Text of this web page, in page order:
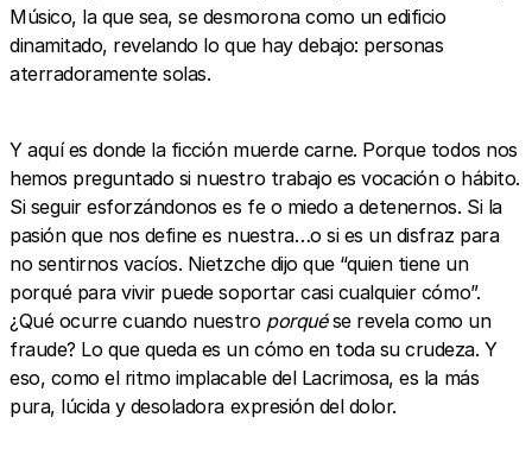
Músico, la que sea, se desmorona como un edificio
dinamitado, revelando lo que hay debajo: personas
aterradoramente solas.
Y aquí es donde la ficción muerde carne. Porque todos nos
hemos preguntado si nuestro trabajo es vocación o hábito.
Si seguir esforzándonos es fe o miedo a detenernos. Si la
pasión que nos define es nuestra…o si es un disfraz para
no sentirnos vacíos. Nietzche dijo que “quien tiene un
porqué para vivir puede soportar casi cualquier cómo”.
¿Qué ocurre cuando nuestro porquése revela como un
fraude? Lo que queda es un cómo en toda su crudeza. Y
eso, como el ritmo implacable del Lacrimosa, es la más
pura, lúcida y desoladora expresión del dolor.